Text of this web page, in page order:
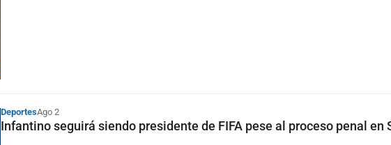
DeportesAgo 2
Infantino seguirá siendo presidente de FIFA pese al proceso penal en